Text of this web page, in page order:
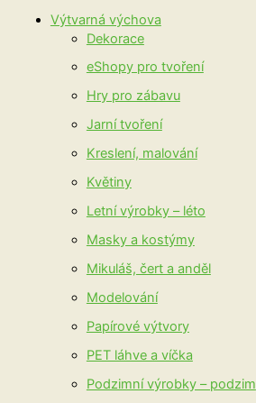
Výtvarná výchova
Dekorace
eShopy pro tvoření
Hry pro zábavu
Jarní tvoření
Kreslení, malování
Květiny
Letní výrobky – léto
Masky a kostýmy
Mikuláš, čert a anděl
Modelování
Papírové výtvory
PET láhve a víčka
Podzimní výrobky – podzim